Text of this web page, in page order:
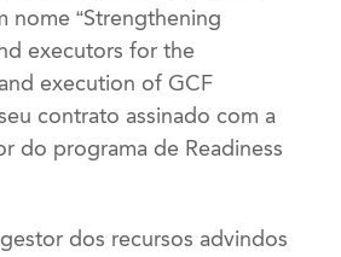
nome “Strengthening
executors for the
execution of GCF
contrato assinado com a
do programa de Readiness
dos recursos advindos